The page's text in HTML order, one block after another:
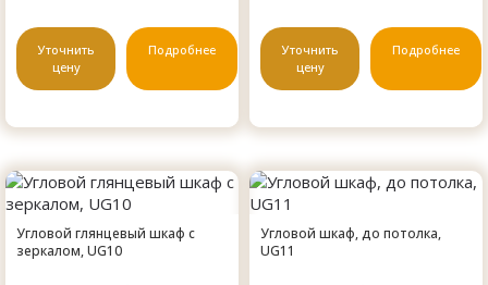
Уточнить
цену
Подробнее
Уточнить
цену
Подробнее
Угловой глянцевый шкаф с
зеркалом, UG10
Угловой шкаф, до потолка,
UG11